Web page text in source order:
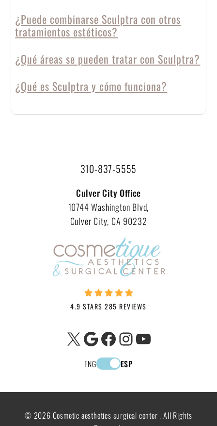
¿Puede combinarse Sculptra con otros
tratamientos estéticos?
¿Qué áreas se pueden tratar con Sculptra?
¿Qué es Sculptra y cómo funciona?
310-837-5555
Culver City Office
10744 Washington Blvd,
Culver City, CA 90232
4.9 STARS 285 REVIEWS
X Google Facebook Instagram YouTube
ENG ESP
© 2026 Cosmetic aesthetics surgical center . All Rights